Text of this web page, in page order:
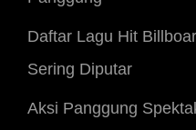
Daftar Lagu Hit
Sering Diputar
Aksi Panggung